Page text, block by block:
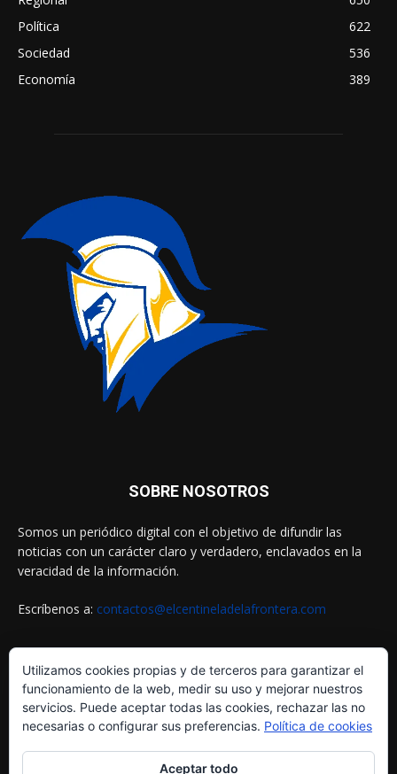
Política
622
Sociedad
536
Economía
389
SOBRE NOSOTROS
Somos un periódico digital con el objetivo de difundir las
noticias con un carácter claro y verdadero, enclavados en la
veracidad de la información.
Escríbenos a: contactos@elcentineladelafrontera.com
SIGUENOS EN
Utilizamos cookies propias y de terceros para garantizar el
funcionamiento de la web, medir su uso y mejorar nuestros
servicios. Puede aceptar todas las cookies, rechazar las no
necesarias o configurar sus preferencias. Política de cookies
Aceptar todo